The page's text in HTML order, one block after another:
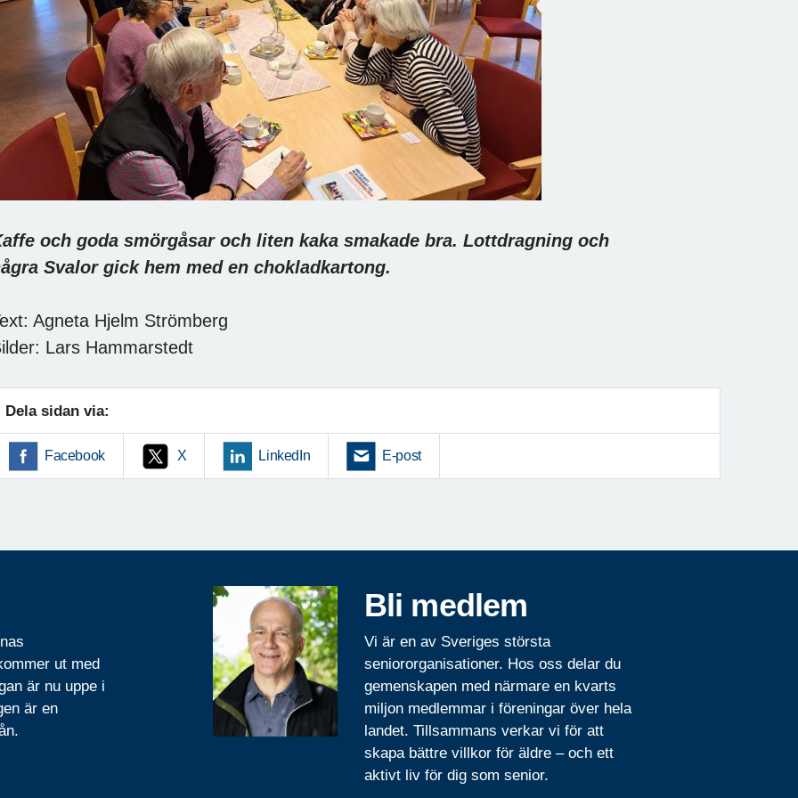
och goda smörgåsar och liten kaka smakade bra. Lottdragning och
Svalor gick hem med en chokladkartong.
Agneta Hjelm Strömberg
Lars Hammarstedt
Dela sidan via:
Facebook X LinkedIn E-post
ut med
är nu uppe i
är en
Bli medlem
Vi är en av Sveriges största
seniororganisationer. Hos oss delar du
gemenskapen med närmare en kvarts
miljon medlemmar i föreningar över hela
landet. Tillsammans verkar vi för att
skapa bättre villkor för äldre – och ett
aktivt liv för dig som senior.